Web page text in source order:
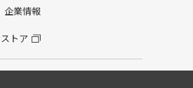
企業情報
トア